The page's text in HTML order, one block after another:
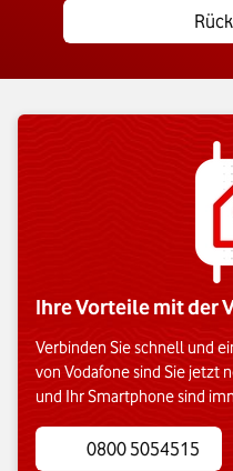
Ihre Vorteile mit der
Verbinden Sie schnell und
von Vodafone sind Sie jetzt
und Ihr Smartphone sind
0800 5054515